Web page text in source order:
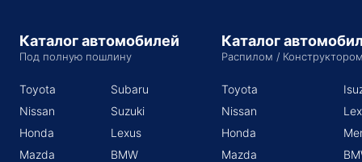
Каталог автомобилей
Под полную пошлину
Toyota
Nissan
Honda
Mazda
Subaru
Suzuki
Lexus
BMW
Каталог
Распилом /
Toyota
Nissan
Honda
Mazda